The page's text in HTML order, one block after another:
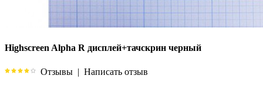
Highscreen Alpha R дисплей+тачскрин черный
Отзывы | Написать отзыв